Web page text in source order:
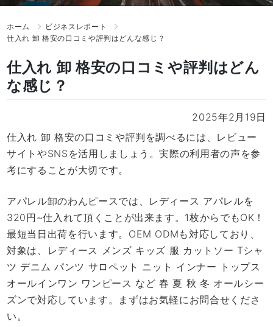
ホーム
ビジネスレポート
仕入れ 卸 格安の口コミや評判はどんな感じ？
仕入れ 卸 格安の口コミや評判はどん
な感じ？
2025年2月19日
仕入れ 卸 格安の口コミや評判を調べるには、レビュー
サイトやSNSを活用しましょう。実際の利用者の声を参
考にすることが大切です。
アパレル卸のわんピースでは、レディース アパレルを
320円~仕入れて頂くことが出来ます。1枚からでもOK！
最短当日出荷を行います。OEM ODMも対応しており、
対象は、レディース メンズ キッズ 服 カットソー Tシャ
ツ デニム パンツ サロペット ニット インナー トップス
オールインワン ワンピース など 春 夏 秋 冬 オールシー
ズンで対応しています。まずはお気軽にお問合せくださ
い。